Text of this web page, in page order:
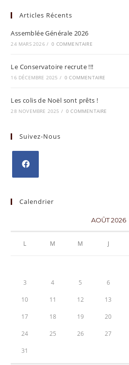
Articles Récents
Assemblée Générale 2026
24 MARS 2026 / 0 COMMENTAIRE
Le Conservatoire recrute !!!
16 DÉCEMBRE 2025 / 0 COMMENTAIRE
Les colis de Noël sont prêts !
28 NOVEMBRE 2025 / 0 COMMENTAIRE
Suivez-Nous
Calendrier
AOÛT 2026
L M M J
3 4 5 6
10 11 12 13
17 18 19 20
24 25 26 27
31